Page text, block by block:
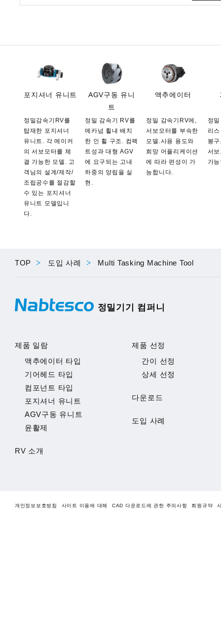
포지셔너 유니트
정밀감속기RV를
탑재한 포지셔너
유니트. 각 메이커
의 서보모터를 체
결 가능한 모델. 고
객님의 설계/제작/
조립공수를 절감할
수 있는 포지셔너
유니트 모델입니
다.
AGV구동 유니
트
정밀 감속기 RV를
메카넘 휠내 배치
한 인 휠 구조. 컴팩
트성과 대형 AGV
에 요구되는 고내
하중의 양립을 실
현.
액추에이터
정밀 감속기RV에,
서보모터를 부속한
모델.사용 용도와
희망 어플리케이션
에 따라 편성이 가
능합니다.
정
리
봉
서
가
TOP 도입 사례 Multi Tasking Machine Tool
정밀기기 컴퍼니
제품 일람
액추에이터 타입
기어헤드 타입
컴포넌트 타입
포지셔너 유니트
AGV구동 유니트
윤활제
RV 소개
제품 선정
간이 선정
상세 선정
다운로드
도입 사례
개인정보보호방침 사이트 이용에 대해 CAD 다운로드에 관한 주의사항 회원규약